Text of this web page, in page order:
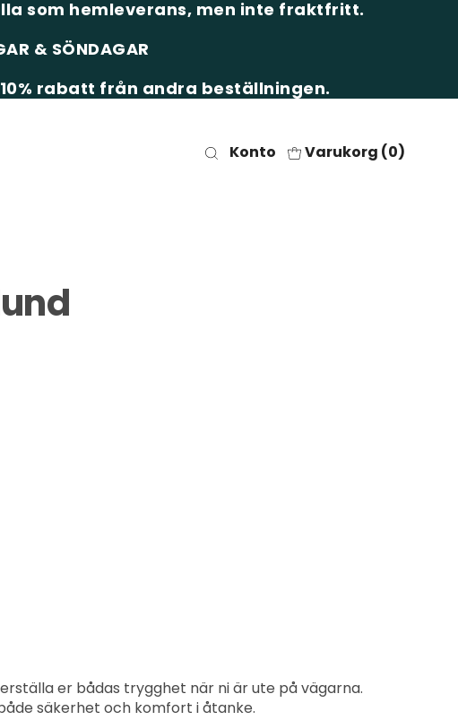
som hemleverans, men inte fraktfritt.
& SÖNDAGAR
rabatt från andra beställningen.
Konto Varukorg (0)
er bådas trygghet när ni är ute på vägarna.
säkerhet och komfort i åtanke.